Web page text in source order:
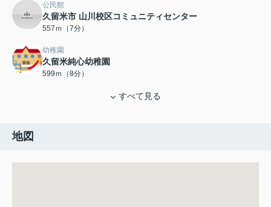
公民館
久留米市 山川校区コミュニティセンター
557ｍ（7分）
幼稚園
久留米純心幼稚園
599ｍ（8分）
すべて見る
地図